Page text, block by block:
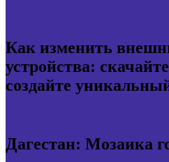
Как изменить
устройства:
создайте
Дагестан: Мозаика